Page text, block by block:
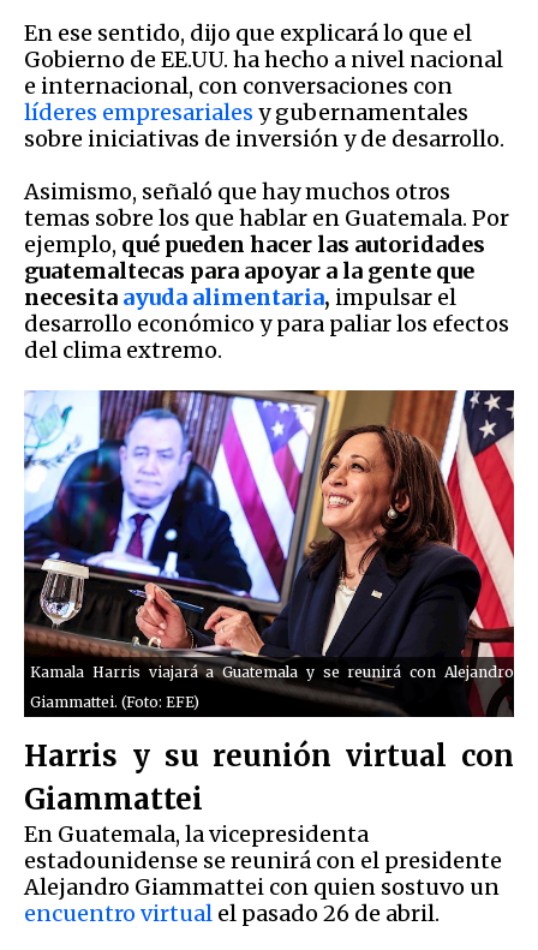
En ese sentido, dijo que explicará lo que el
Gobierno de EE.UU. ha hecho a nivel nacional
e internacional, con conversaciones con
líderes empresariales y gubernamentales
sobre iniciativas de inversión y de desarrollo.
Asimismo, señaló que hay muchos otros
temas sobre los que hablar en Guatemala. Por
ejemplo, qué pueden hacer las autoridades
guatemaltecas para apoyar a la gente que
necesita ayuda alimentaria, impulsar el
desarrollo económico y para paliar los efectos
del clima extremo.
Kamala Harris viajará a Guatemala y se reunirá con Alejandro
Giammattei. (Foto: EFE)
Harris y su reunión virtual con
Giammattei
En Guatemala, la vicepresidenta
estadounidense se reunirá con el presidente
Alejandro Giammattei con quien sostuvo un
encuentro virtual el pasado 26 de abril.